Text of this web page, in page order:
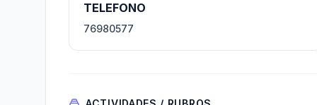
TELEFONO
76980577